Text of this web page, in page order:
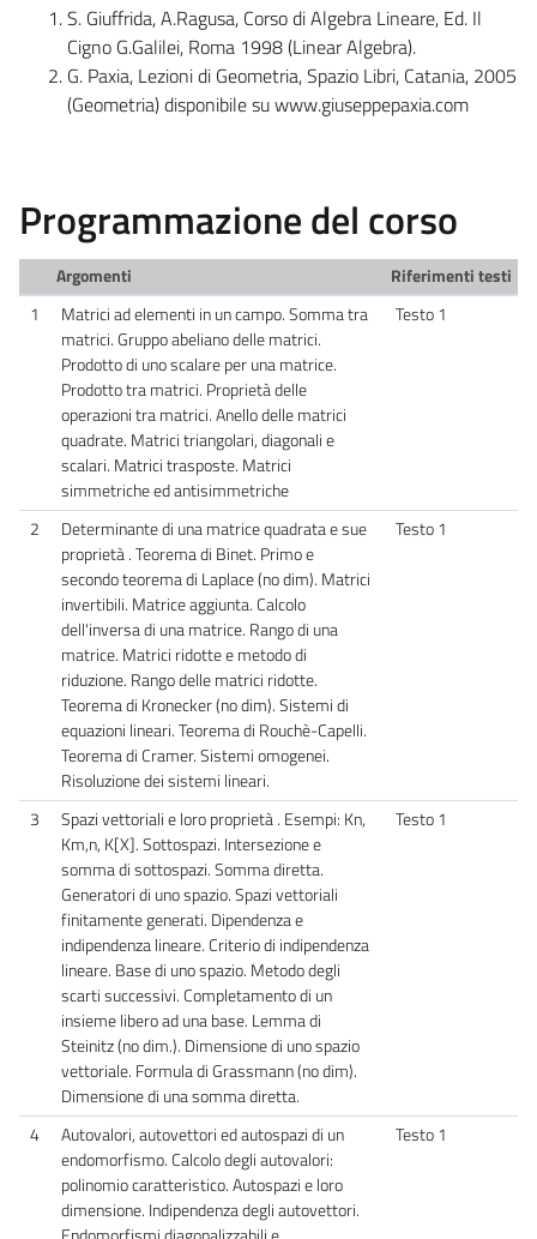
S. Giuffrida, A.Ragusa, Corso di Algebra Lineare, Ed. Il
Cigno G.Galilei, Roma 1998 (Linear Algebra).
G. Paxia, Lezioni di Geometria, Spazio Libri, Catania, 2005
(Geometria) disponibile su www.giuseppepaxia.com
Programmazione del corso
Argomenti
Riferimenti testi
1
Matrici ad elementi in un campo. Somma tra
matrici. Gruppo abeliano delle matrici.
Prodotto di uno scalare per una matrice.
Prodotto tra matrici. Proprietà delle
operazioni tra matrici. Anello delle matrici
quadrate. Matrici triangolari, diagonali e
scalari. Matrici trasposte. Matrici
simmetriche ed antisimmetriche
Testo 1
2
Determinante di una matrice quadrata e sue
proprietà . Teorema di Binet. Primo e
secondo teorema di Laplace (no dim). Matrici
invertibili. Matrice aggiunta. Calcolo
dell'inversa di una matrice. Rango di una
matrice. Matrici ridotte e metodo di
riduzione. Rango delle matrici ridotte.
Teorema di Kronecker (no dim). Sistemi di
equazioni lineari. Teorema di Rouchè-Capelli.
Teorema di Cramer. Sistemi omogenei.
Risoluzione dei sistemi lineari.
Testo 1
3
Spazi vettoriali e loro proprietà . Esempi: Kn,
Km,n, K[X]. Sottospazi. Intersezione e
somma di sottospazi. Somma diretta.
Generatori di uno spazio. Spazi vettoriali
finitamente generati. Dipendenza e
indipendenza lineare. Criterio di indipendenza
lineare. Base di uno spazio. Metodo degli
scarti successivi. Completamento di un
insieme libero ad una base. Lemma di
Steinitz (no dim.). Dimensione di uno spazio
vettoriale. Formula di Grassmann (no dim).
Dimensione di una somma diretta.
Testo 1
4
Autovalori, autovettori ed autospazi di un
endomorfismo. Calcolo degli autovalori:
polinomio caratteristico. Autospazi e loro
dimensione. Indipendenza degli autovettori.
Testo 1